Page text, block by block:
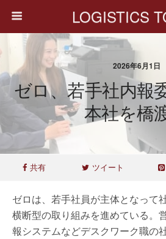
LOGISTICS
2026年6月1日
ゼロ、若手社内報
本社を橋
共有 ツイート
ゼロは、若手社員が主体となって
横断型の取り組みを進めている。
報システムなどデスクワーク職の